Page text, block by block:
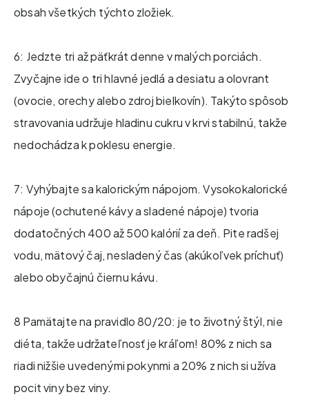
obsah všetkých týchto zložiek.
6: Jedzte tri až päťkrát denne v malých porciách.
Zvyčajne ide o tri hlavné jedlá a desiatu a olovrant
(ovocie, orechy alebo zdroj bielkovín). Takýto spôsob
stravovania udržuje hladinu cukru v krvi stabilnú, takže
nedochádza k poklesu energie.
7: Vyhýbajte sa kalorickým nápojom. Vysokokalorické
nápoje (ochutené kávy a sladené nápoje) tvoria
dodatočných 400 až 500 kalórií za deň. Pite radšej
vodu, mätový čaj, nesladený čas (akúkoľvek príchuť)
alebo obyčajnú čiernu kávu.
8 Pamätajte na pravidlo 80/20: je to životný štýl, nie
diéta, takže udržateľnosť je kráľom! 80% z nich sa
riadi nižšie uvedenými pokynmi a 20% z nich si užíva
pocit viny bez viny.